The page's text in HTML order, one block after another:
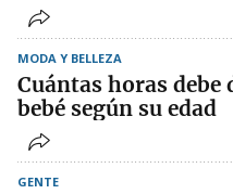
MODA Y BELLEZA
Cuántas horas
bebé según su edad
GENTE